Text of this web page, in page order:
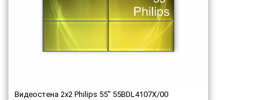
Видеостена 2x2 Philips 55" 55BDL4107X/00